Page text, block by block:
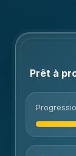
Prêt à